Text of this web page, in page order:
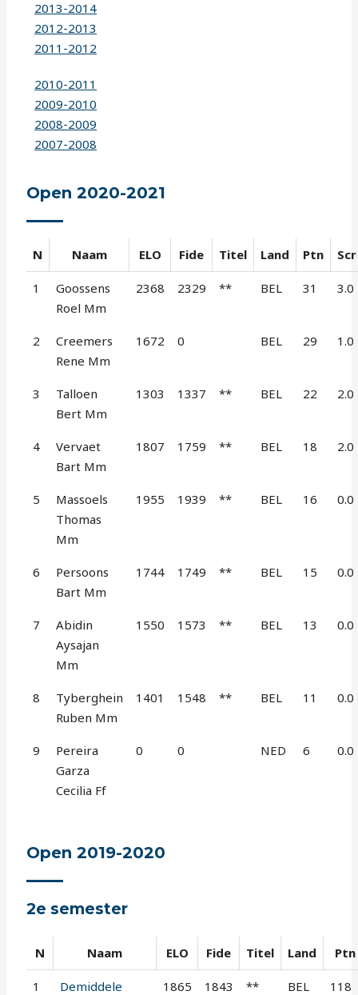
2013-2014
2012-2013
2011-2012
2010-2011
2009-2010
2008-2009
2007-2008
Open 2020-2021
N Naam ELO Fide Titel Land Ptn Scr
1
Goossens
Roel Mm
2368 2329 ** BEL 31 3.0
2
Creemers
Rene Mm
1672 0 BEL 29 1.0
3
Talloen
Bert Mm
1303 1337 ** BEL 22 2.0
4
Vervaet
Bart Mm
1807 1759 ** BEL 18 2.0
5
Massoels
Thomas
Mm
1955 1939 ** BEL 16 0.0
6
Persoons
Bart Mm
1744 1749 ** BEL 15 0.0
7
Abidin
Aysajan
Mm
1550 1573 ** BEL 13 0.0
8
Tyberghein
Ruben Mm
1401 1548 ** BEL 11 0.0
9
Pereira
Garza
Cecilia Ff
0 0 NED 6 0.0
Open 2019-2020
2e semester
N Naam ELO Fide Titel Land Ptn
1
Demiddele
1865 1843 ** BEL 118